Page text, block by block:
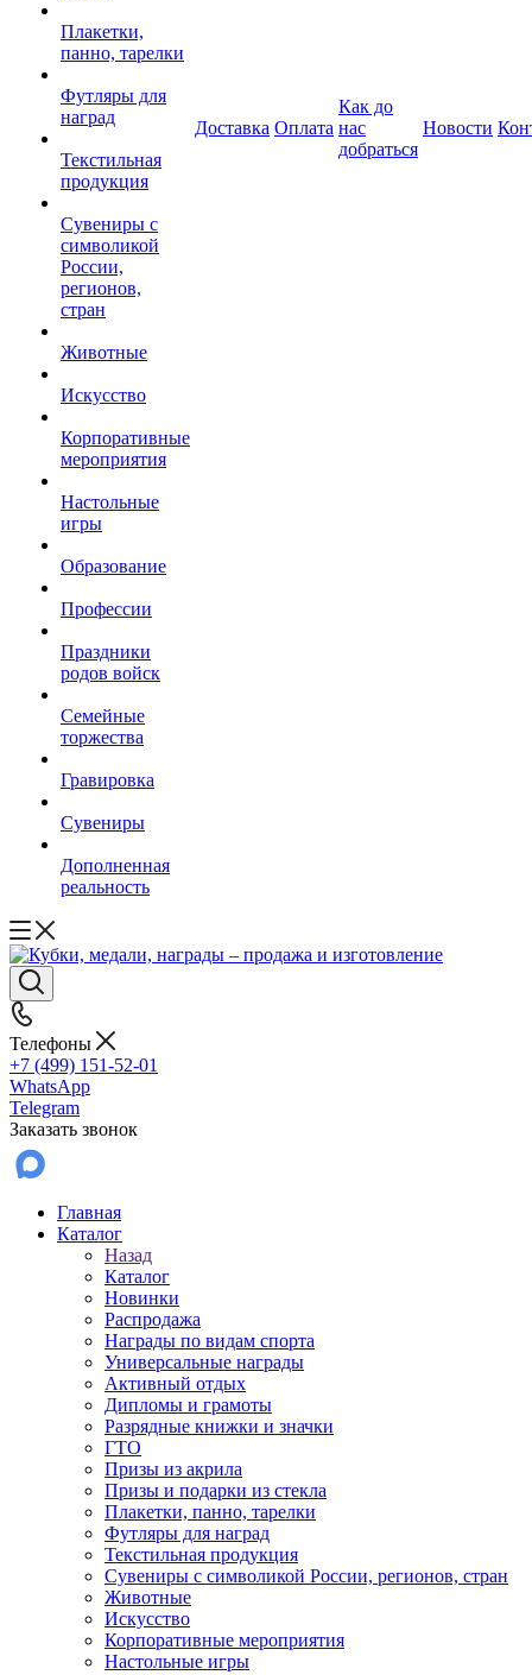
Плакетки,
панно, тарелки
Футляры для
наград
Текстильная
продукция
Сувениры с
символикой
России,
регионов,
стран
Животные
Искусство
Корпоративные
мероприятия
Настольные
игры
Образование
Профессии
Праздники
родов войск
Семейные
торжества
Гравировка
Сувениры
Дополненная
реальность
Доставка Оплата
Как до
нас
добраться
Новости
Телефоны
+7 (499) 151-52-01
WhatsApp
Telegram
Заказать звонок
Главная
Каталог
Назад
Каталог
Новинки
Распродажа
Награды по видам спорта
Универсальные награды
Активный отдых
Дипломы и грамоты
Разрядные книжки и значки
ГТО
Призы из акрила
Призы и подарки из стекла
Плакетки, панно, тарелки
Футляры для наград
Текстильная продукция
Сувениры с символикой России, регионов, стран
Животные
Искусство
Корпоративные мероприятия
Настольные игры